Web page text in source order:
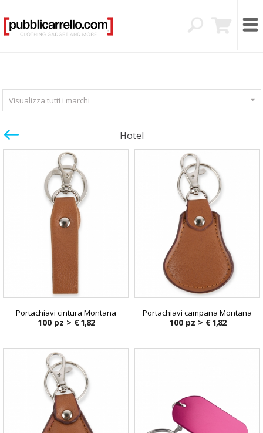
Visualizza tutti i marchi
Hotel
Portachiavi cintura Montana
100 pz > € 1,82
Portachiavi campana Montana
100 pz > € 1,82